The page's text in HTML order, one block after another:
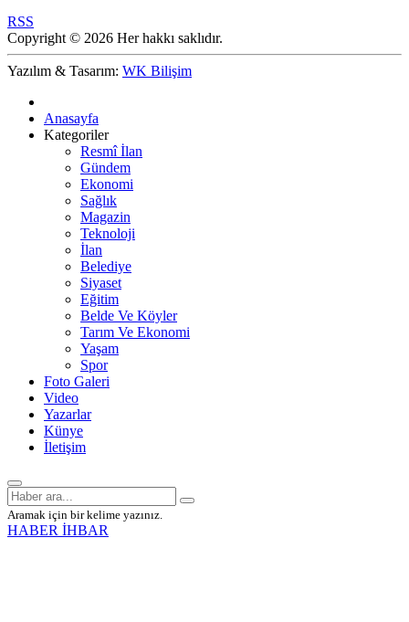
RSS
Copyright © 2026 Her hakkı saklıdır.
Yazılım & Tasarım: WK Bilişim
Anasayfa
Kategoriler
Resmî İlan
Gündem
Ekonomi
Sağlık
Magazin
Teknoloji
İlan
Belediye
Siyaset
Eğitim
Belde Ve Köyler
Tarım Ve Ekonomi
Yaşam
Spor
Foto Galeri
Video
Yazarlar
Künye
İletişim
Aramak için bir kelime yazınız.
HABER İHBAR